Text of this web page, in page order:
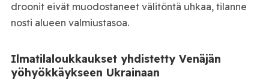
droonit eivät muodostaneet välitöntä uhkaa, tilanne
nosti alueen valmiustasoa.
Ilmatilaloukkaukset yhdistetty Venäjän
yöhyökkäykseen Ukrainaan